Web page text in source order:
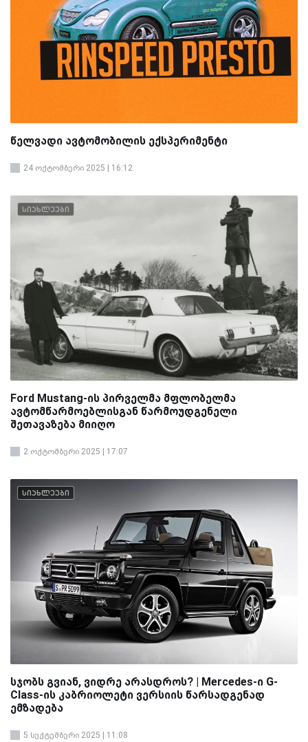
წელვადი ავტომობილის ექსპერიმენტი
24 ოქტომბერი 2025 | 16:12
სიახლეები
Ford Mustang-ის პირველმა მფლობელმა
ავტომწარმოებლისგან წარმოუდგენელი
შეთავაზება მიიღო
2 ოქტომბერი 2025 | 17:07
სიახლეები
სჯობს გვიან, ვიდრე არასდროს? | Mercedes-ი G-
Class-ის კაბრიოლეტი ვერსიის წარსადგენად
ემზადება
5 სექტემბერი 2025 | 11:08